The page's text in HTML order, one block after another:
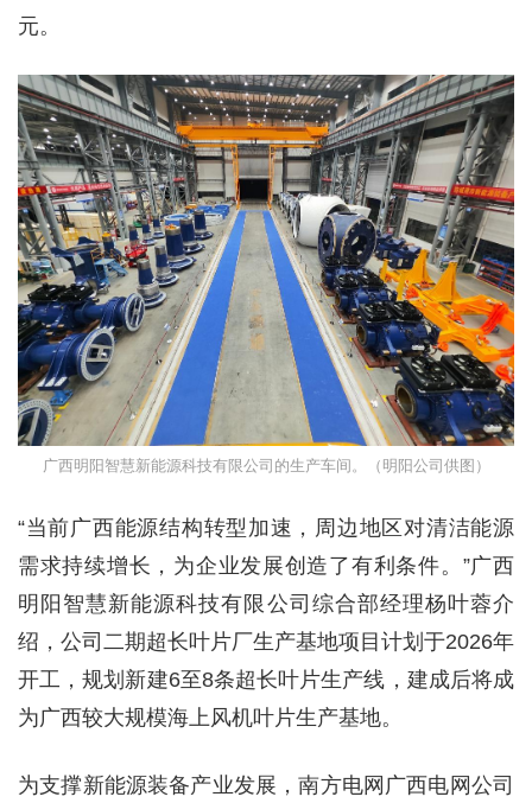
元。
广西明阳智慧新能源科技有限公司的生产车间。（明阳公司供图）
“当前广西能源结构转型加速，周边地区对清洁能源
需求持续增长，为企业发展创造了有利条件。”广西
明阳智慧新能源科技有限公司综合部经理杨叶蓉介
绍，公司二期超长叶片厂生产基地项目计划于2026年
开工，规划新建6至8条超长叶片生产线，建成后将成
为广西较大规模海上风机叶片生产基地。
为支撑新能源装备产业发展，南方电网广西电网公司